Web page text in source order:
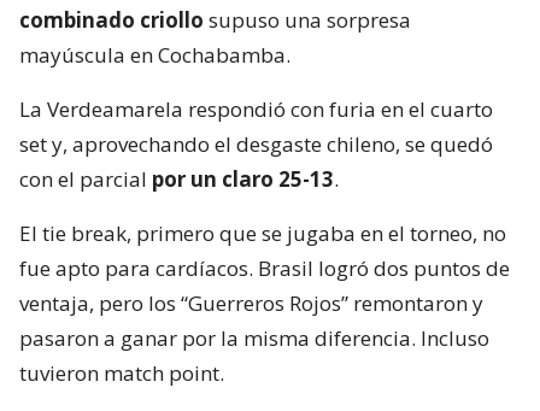
combinado criollo supuso una sorpresa
mayúscula en Cochabamba.
La Verdeamarela respondió con furia en el cuarto
set y, aprovechando el desgaste chileno, se quedó
con el parcial por un claro 25-13.
El tie break, primero que se jugaba en el torneo, no
fue apto para cardíacos. Brasil logró dos puntos de
ventaja, pero los “Guerreros Rojos” remontaron y
pasaron a ganar por la misma diferencia. Incluso
tuvieron match point.